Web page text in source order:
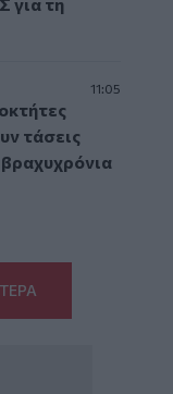
για τη
11:05
τάσεις